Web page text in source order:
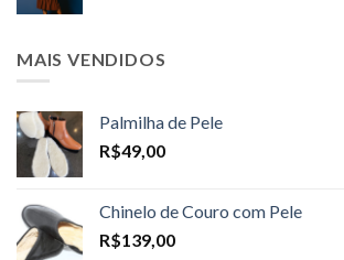
MAIS VENDIDOS
Palmilha de Pele
R$49,00
Chinelo de Couro com Pele
R$139,00